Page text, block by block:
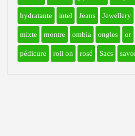
hydratante intel Jeans Jewellery
mixte montre ombia ongles or
pédicure roll on rosé Sacs